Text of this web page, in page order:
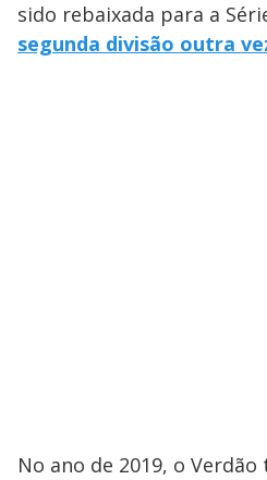
sido rebaixada para a
segunda divisão outra
No ano de 2019, o